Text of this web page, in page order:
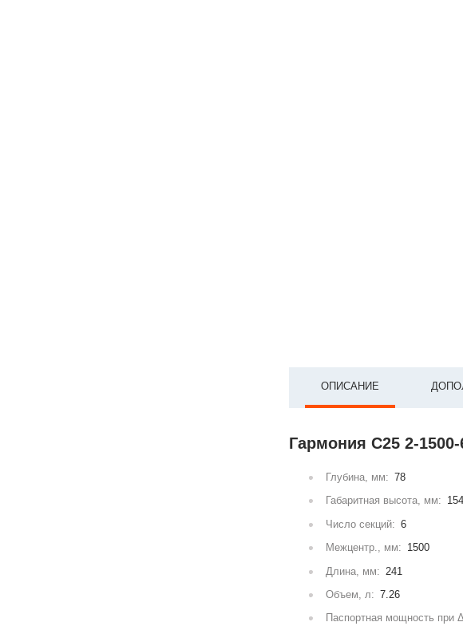
ОПИСАНИЕ
Гармония С25 2-1500-
Глубина, мм: 78
Габаритная высота, мм:
Число секций: 6
Межцентр., мм: 1500
Длина, мм: 241
Объем, л: 7.26
Паспортная мощность при